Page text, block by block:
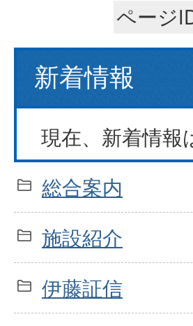
ページ
新着情報
現在、新着情報
総合案内
施設紹介
伊藤証信